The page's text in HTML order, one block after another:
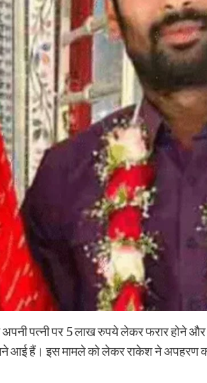
पत्नी पर 5 लाख रुपये लेकर फरार होने
आई हैं। इस मामले को लेकर राकेश ने अपहरण